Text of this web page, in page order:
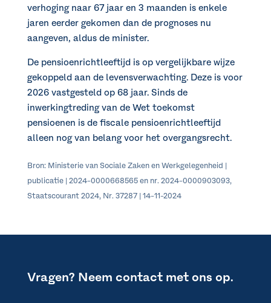
verhoging naar 67 jaar en 3 maanden is enkele
jaren eerder gekomen dan de prognoses nu
aangeven, aldus de minister.
De pensioenrichtleeftijd is op vergelijkbare wijze
gekoppeld aan de levensverwachting. Deze is voor
2026 vastgesteld op 68 jaar. Sinds de
inwerkingtreding van de Wet toekomst
pensioenen is de fiscale pensioenrichtleeftijd
alleen nog van belang voor het overgangsrecht.
Bron: Ministerie van Sociale Zaken en Werkgelegenheid |
publicatie | 2024-0000668565 en nr. 2024-0000903093,
Staatscourant 2024, Nr. 37287 | 14-11-2024
Vragen? Neem contact met ons op.